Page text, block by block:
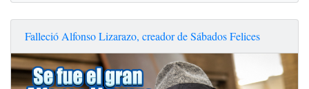
Falleció Alfonso Lizarazo, creador de Sábados Felices